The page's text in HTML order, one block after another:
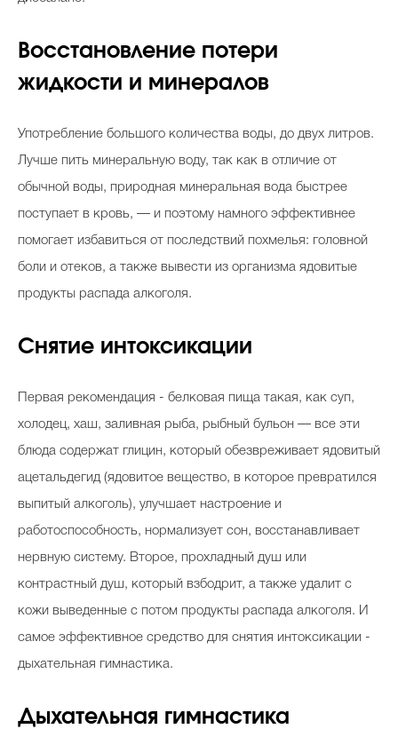
Восстановление потери
жидкости и минералов
Употребление большого количества воды, до двух литров.
Лучше пить минеральную воду, так как в отличие от
обычной воды, природная минеральная вода быстрее
поступает в кровь, — и поэтому намного эффективнее
помогает избавиться от последствий похмелья: головной
боли и отеков, а также вывести из организма ядовитые
продукты распада алкоголя.
Снятие интоксикации
Первая рекомендация - белковая пища такая, как суп,
холодец, хаш, заливная рыба, рыбный бульон — все эти
блюда содержат глицин, который обезвреживает ядовитый
ацетальдегид (ядовитое вещество, в которое превратился
выпитый алкоголь), улучшает настроение и
работоспособность, нормализует сон, восстанавливает
нервную систему. Второе, прохладный душ или
контрастный душ, который взбодрит, а также удалит с
кожи выведенные с потом продукты распада алкоголя. И
самое эффективное средство для снятия интоксикации -
дыхательная гимнастика.
Дыхательная гимнастика